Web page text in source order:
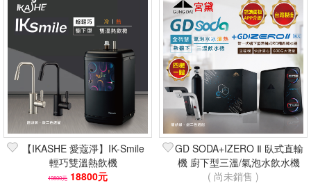
【IKASHE 愛蔻淨】IK-Smile
輕巧雙溫熱飲機
19800元 18800元
GD SODA+IZERO Ⅱ 臥式直輸
機 廚下型三溫/氣泡水飲水機
GUNG DAI 宮黛
( 尚未銷售 )